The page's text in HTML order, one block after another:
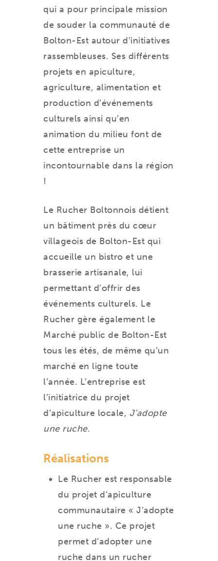
qui a pour principale mission
de souder la communauté de
Bolton-Est autour d’initiatives
rassembleuses. Ses différents
projets en apiculture,
agriculture, alimentation et
production d’événements
culturels ainsi qu’en
animation du milieu font de
cette entreprise un
incontournable dans la région
!
Le Rucher Boltonnois détient
un bâtiment près du cœur
villageois de Bolton-Est qui
accueille un bistro et une
brasserie artisanale, lui
permettant d’offrir des
événements culturels. Le
Rucher gère également le
Marché public de Bolton-Est
tous les étés, de même qu’un
marché en ligne toute
l’année. L’entreprise est
l’initiatrice du projet
d’apiculture locale, J’adopte
une ruche.
Réalisations
Le Rucher est responsable
du projet d’apiculture
communautaire « J’adopte
une ruche ». Ce projet
permet d’adopter une
ruche dans un rucher